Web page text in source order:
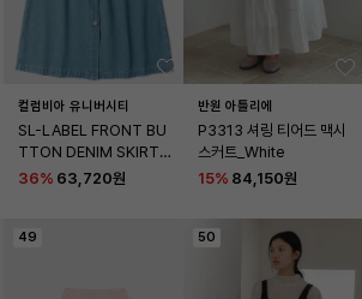
컬럼비아 유니버시티
SL-LABEL FRONT BU
TTON DENIM SKIRT
라이트데님
36% 63,720원
반원 아틀리에
P3313 셔링 티어드 맥시
스커트_White
15% 84,150원
49 50